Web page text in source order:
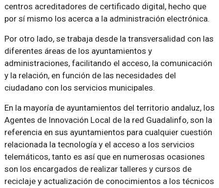
centros acreditadores de certificado digital, hecho que
por sí mismo los acerca a la administración electrónica.
Por otro lado, se trabaja desde la transversalidad con las
diferentes áreas de los ayuntamientos y
administraciones, facilitando el acceso, la comunicación
y la relación, en función de las necesidades del
ciudadano con los servicios municipales.
En la mayoría de ayuntamientos del territorio andaluz, los
Agentes de Innovación Local de la red Guadalinfo, son la
referencia en sus ayuntamientos para cualquier cuestión
relacionada la tecnología y el acceso a los servicios
telemáticos, tanto es así que en numerosas ocasiones
son los encargados de realizar talleres y cursos de
reciclaje y actualización de conocimientos a los técnicos